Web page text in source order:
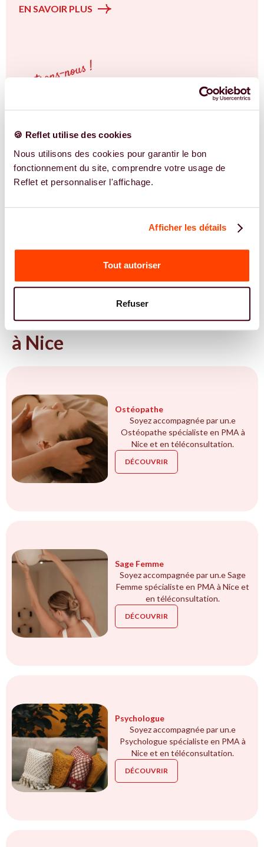
🍪 Reflet utilise des cookies
Nous utilisons des cookies pour garantir le bon
fonctionnement du site, comprendre votre usage de
Reflet et personnaliser l'affichage.
Afficher les détails
Tout autoriser
Refuser
EN SAVOIR PLUS
Tous les spécialistes en PMA
à Nice
Ostéopathe
Soyez accompagnée par un.e
Ostéopathe spécialiste en PMA à
Nice et en téléconsultation.
DÉCOUVRIR
Sage Femme
Soyez accompagnée par un.e Sage
Femme spécialiste en PMA à Nice et
en téléconsultation.
DÉCOUVRIR
Psychologue
Soyez accompagnée par un.e
Psychologue spécialiste en PMA à
Nice et en téléconsultation.
DÉCOUVRIR